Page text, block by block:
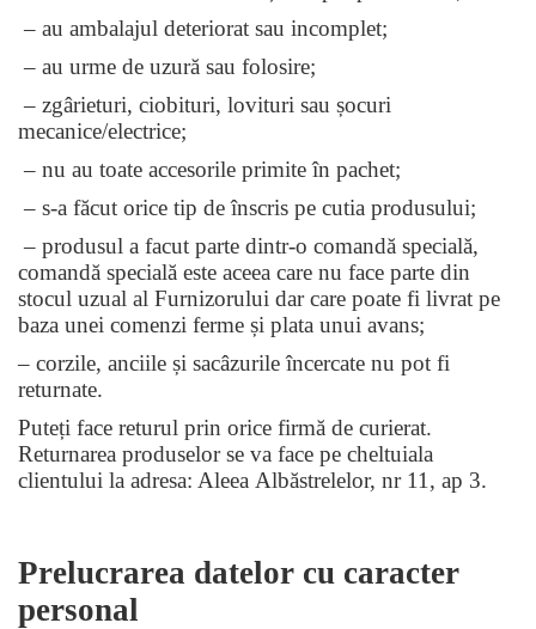
– au ambalajul deteriorat sau incomplet;
– au urme de uzură sau folosire;
– zgârieturi, ciobituri, lovituri sau șocuri
mecanice/electrice;
– nu au toate accesorile primite în pachet;
– s-a făcut orice tip de înscris pe cutia produsului;
– produsul a facut parte dintr-o comandă specială,
comandă specială este aceea care nu face parte din
stocul uzual al Furnizorului dar care poate fi livrat pe
baza unei comenzi ferme și plata unui avans;
– corzile, anciile și sacâzurile încercate nu pot fi
returnate.
Puteți face returul prin orice firmă de curierat.
Returnarea produselor se va face pe cheltuiala
clientului la adresa: Aleea Albăstrelelor, nr 11, ap 3.
Prelucrarea datelor cu caracter
personal